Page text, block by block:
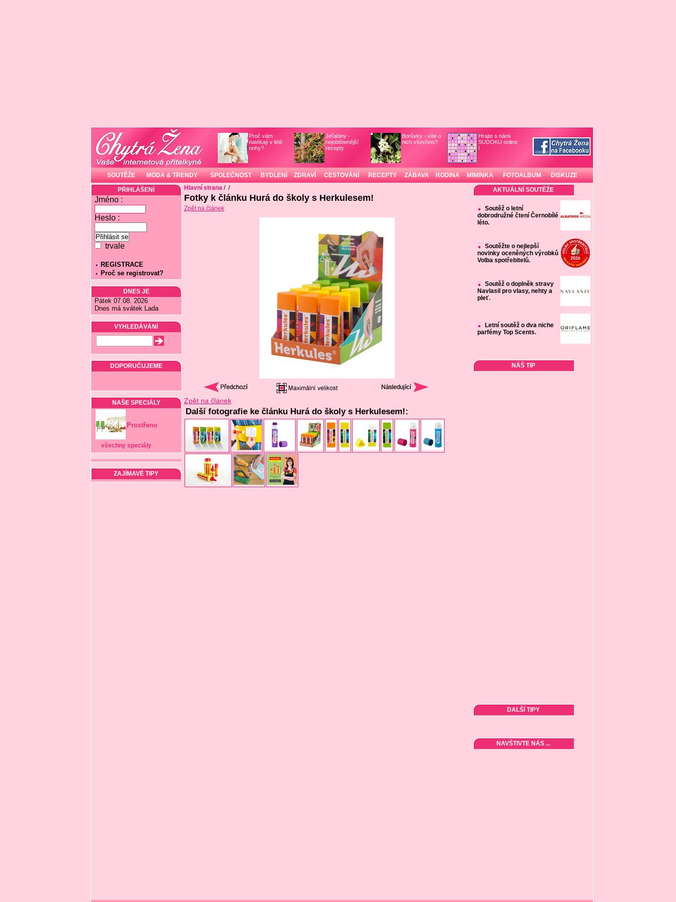
Proč vám
natékají v létě
nohy?
Jeřabiny -
nejoblíbenější
recepty
Borůvky - víte o
nich všechno?
Hrajte s námi
SUDOKU online
!
SOUTĚŽE MÓDA & TRENDY SPOLEČNOST BYDLENÍ ZDRAVÍ CESTOVÁNÍ RECEPTY ZÁBAVA RODINA MIMINKA FOTOALBUM DISKUZE
PŘIHLÁŠENÍ
Jméno :
Heslo :
trvale
REGISTRACE
Proč se registrovat?
DNES JE
Pátek 07.08. 2026
Dnes má svátek Lada
VYHLEDÁVÁNÍ
DOPORUČUJEME
NAŠE SPECIÁLY
Prostřeno
všechny speciály
ZAJÍMAVÉ TIPY
Hlavní strana/ /
Fotky k článku Hurá do školy s Herkulesem!
Zpět na článek
Zpět na článek
Další fotografie ke článku Hurá do školy s Herkulesem!:
AKTUÁLNÍ SOUTĚŽE
Soutěž o letní
dobrodružné čtení Černobílé
léto.
Soutěžte o nejlepší
novinky oceněných výrobků
Volba spotřebitelů.
Soutěž o doplněk stravy
Navlasil pro vlasy, nehty a
pleť.
Letní soutěž o dva niche
parfémy Top Scents.
NÁŠ TIP
DALŠÍ TIPY
NAVŠTIVTE NÁS ...